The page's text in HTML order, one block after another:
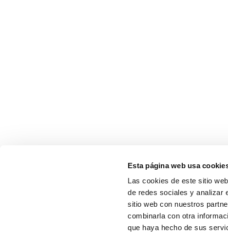
Esta página web usa
Las cookies de este sitio
de redes sociales y analizar
sitio web con nuestros
combinarla con otra
que haya hecho de sus